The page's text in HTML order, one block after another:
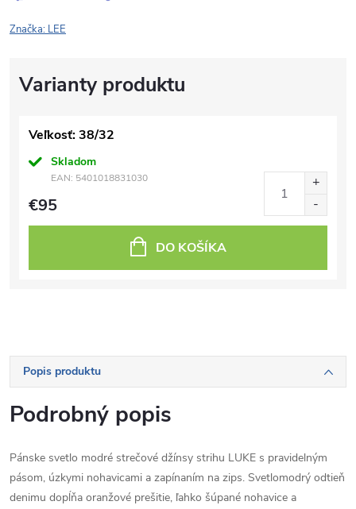
Značka: LEE
Veľkosť: 38/32
Skladom
EAN: 5401018831030
€95
DO KOŠÍKA
Popis produktu
Podrobný popis
Pánske svetlo modré strečové džínsy strihu LUKE s pravidelným
pásom, úzkymi nohavicami a zapínaním na zips. Svetlomodrý odtieň
denimu dopĺňa oranžové prešitie, ľahko šúpané nohavice a